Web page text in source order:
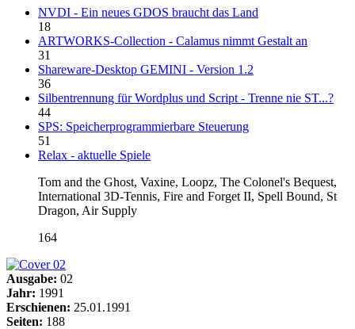
NVDI - Ein neues GDOS braucht das Land
18
ARTWORKS-Collection - Calamus nimmt Gestalt an
31
Shareware-Desktop GEMINI - Version 1.2
36
Silbentrennung für Wordplus und Script - Trenne nie ST...?
44
SPS: Speicherprogrammierbare Steuerung
51
Relax - aktuelle Spiele
Tom and the Ghost, Vaxine, Loopz, The Colonel's Bequest,
International 3D-Tennis, Fire and Forget II, Spell Bound, St
Dragon, Air Supply
164
Ausgabe: 02
Jahr: 1991
Erschienen: 25.01.1991
Seiten: 188